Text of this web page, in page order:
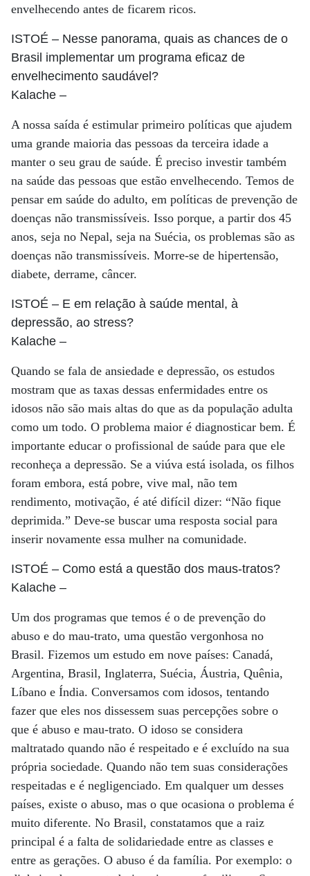
envelhecendo antes de ficarem ricos.
ISTOÉ – Nesse panorama, quais as chances de o
Brasil implementar um programa eficaz de
envelhecimento saudável?
Kalache –
A nossa saída é estimular primeiro políticas que ajudem
uma grande maioria das pessoas da terceira idade a
manter o seu grau de saúde. É preciso investir também
na saúde das pessoas que estão envelhecendo. Temos de
pensar em saúde do adulto, em políticas de prevenção de
doenças não transmissíveis. Isso porque, a partir dos 45
anos, seja no Nepal, seja na Suécia, os problemas são as
doenças não transmissíveis. Morre-se de hipertensão,
diabete, derrame, câncer.
ISTOÉ – E em relação à saúde mental, à
depressão, ao stress?
Kalache –
Quando se fala de ansiedade e depressão, os estudos
mostram que as taxas dessas enfermidades entre os
idosos não são mais altas do que as da população adulta
como um todo. O problema maior é diagnosticar bem. É
importante educar o profissional de saúde para que ele
reconheça a depressão. Se a viúva está isolada, os filhos
foram embora, está pobre, vive mal, não tem
rendimento, motivação, é até difícil dizer: “Não fique
deprimida.” Deve-se buscar uma resposta social para
inserir novamente essa mulher na comunidade.
ISTOÉ – Como está a questão dos maus-tratos?
Kalache –
Um dos programas que temos é o de prevenção do
abuso e do mau-trato, uma questão vergonhosa no
Brasil. Fizemos um estudo em nove países: Canadá,
Argentina, Brasil, Inglaterra, Suécia, Áustria, Quênia,
Líbano e Índia. Conversamos com idosos, tentando
fazer que eles nos dissessem suas percepções sobre o
que é abuso e mau-trato. O idoso se considera
maltratado quando não é respeitado e é excluído na sua
própria sociedade. Quando não tem suas considerações
respeitadas e é negligenciado. Em qualquer um desses
países, existe o abuso, mas o que ocasiona o problema é
muito diferente. No Brasil, constatamos que a raiz
principal é a falta de solidariedade entre as classes e
entre as gerações. O abuso é da família. Por exemplo: o